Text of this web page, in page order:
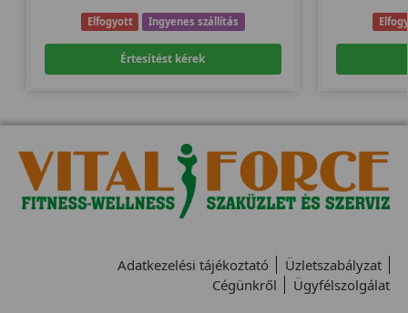
Elfogyott Ingyenes szállítás
Értesítést kérek
Adatkezelési tájékoztató
Üzletszabályzat
Cégünkről
Ügyfélszolgálat